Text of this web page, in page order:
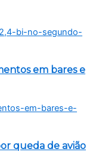
em bares e
queda de avião